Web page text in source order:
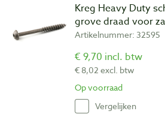
Kreg Heavy Duty
grove draad voor
Artikelnummer: 32595
€ 9,70 incl. btw
€ 8,02 excl. btw
Op voorraad
Vergelijken